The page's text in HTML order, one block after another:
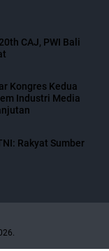
CAJ, PWI Bali
Kongres Kedua
Industri Media
Rakyat Sumber